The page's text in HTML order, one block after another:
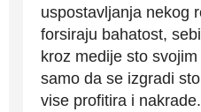
uspostavljanja nekog
forsiraju bahatost,
kroz medije sto
samo da se izgradi
vise profitira i